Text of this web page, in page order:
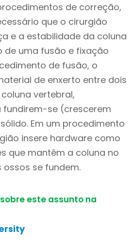
de correção,
que o cirurgião
e a estabilidade da coluna
de uma fusão e fixação
de fusão, o
de enxerto entre dois
vertebral,
se (crescerem
Em um procedimento
insere hardware como
que mantêm a coluna no
se fundem.
este assunto na